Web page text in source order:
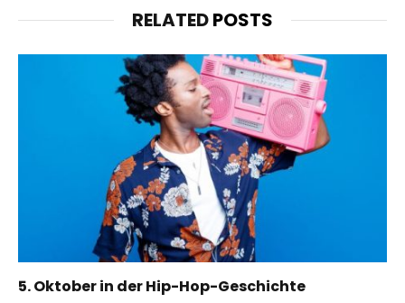
RELATEDPOSTS
5. Oktober in der Hip-Hop-Geschichte